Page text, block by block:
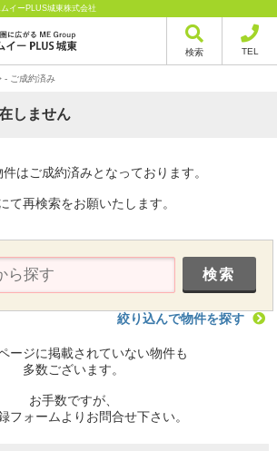
イーPLUS城東株式会社
検索 TEL
- ご成約済み
しません
はご成約済みとなっております。
て再検索をお願いたします。
絞り込んで物件を探す
ージに掲載されていない物件も
多数ございます。
お手数ですが、
フォームよりお問合せ下さい。